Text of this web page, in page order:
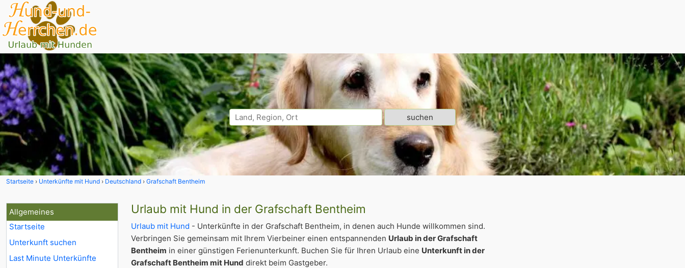
Startseite Unterkünfte mit Hund Deutschland Grafschaft Bentheim
Allgemeines
Startseite
Unterkunft suchen
Last Minute Unterkünfte
Urlaub mit Hund in der Grafschaft Bentheim
Urlaub mit Hund - Unterkünfte in der Grafschaft Bentheim, in denen auch Hunde willkommen sind.
Verbringen Sie gemeinsam mit Ihrem Vierbeiner einen entspannenden Urlaub in der Grafschaft
Bentheim in einer günstigen Ferienunterkunft. Buchen Sie für Ihren Urlaub eine Unterkunft in der
Grafschaft Bentheim mit Hund direkt beim Gastgeber.